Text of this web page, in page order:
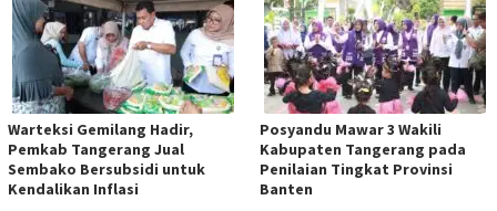
Warteksi Gemilang Hadir,
Pemkab Tangerang Jual
Sembako Bersubsidi untuk
Kendalikan Inflasi
Posyandu Mawar 3 Wakili
Kabupaten Tangerang pada
Penilaian Tingkat Provinsi
Banten